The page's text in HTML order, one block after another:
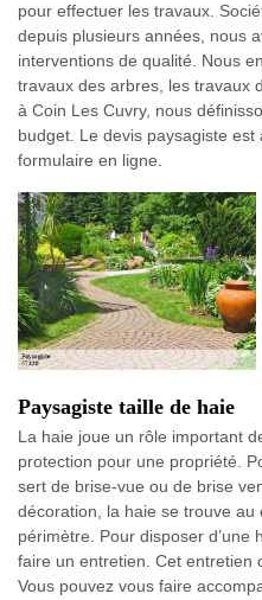
pour effectuer les travaux.
depuis plusieurs années, nous
interventions de qualité. Nous
travaux des arbres, les travaux
à Coin Les Cuvry, nous
budget. Le devis paysagiste
formulaire en ligne.
Paysagiste taille de haie
La haie joue un rôle important
protection pour une propriété.
sert de brise-vue ou de brise
décoration, la haie se trouve
périmètre. Pour disposer d’une
faire un entretien. Cet entretien
Vous pouvez vous faire